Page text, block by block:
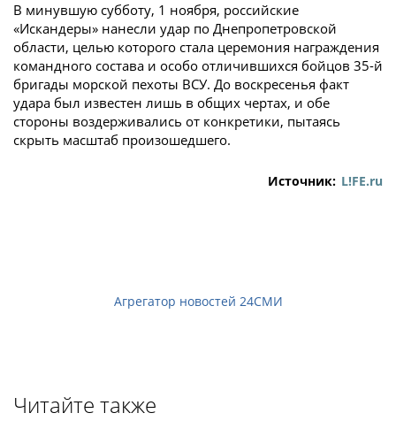
В минувшую субботу, 1 ноября, российские
«Искандеры» нанесли удар по Днепропетровской
области, целью которого стала церемония награждения
командного состава и особо отличившихся бойцов 35-й
бригады морской пехоты ВСУ. До воскресенья факт
удара был известен лишь в общих чертах, и обе
стороны воздерживались от конкретики, пытаясь
скрыть масштаб произошедшего.
Источник: L!FE.ru
Агрегатор новостей 24СМИ
Читайте также